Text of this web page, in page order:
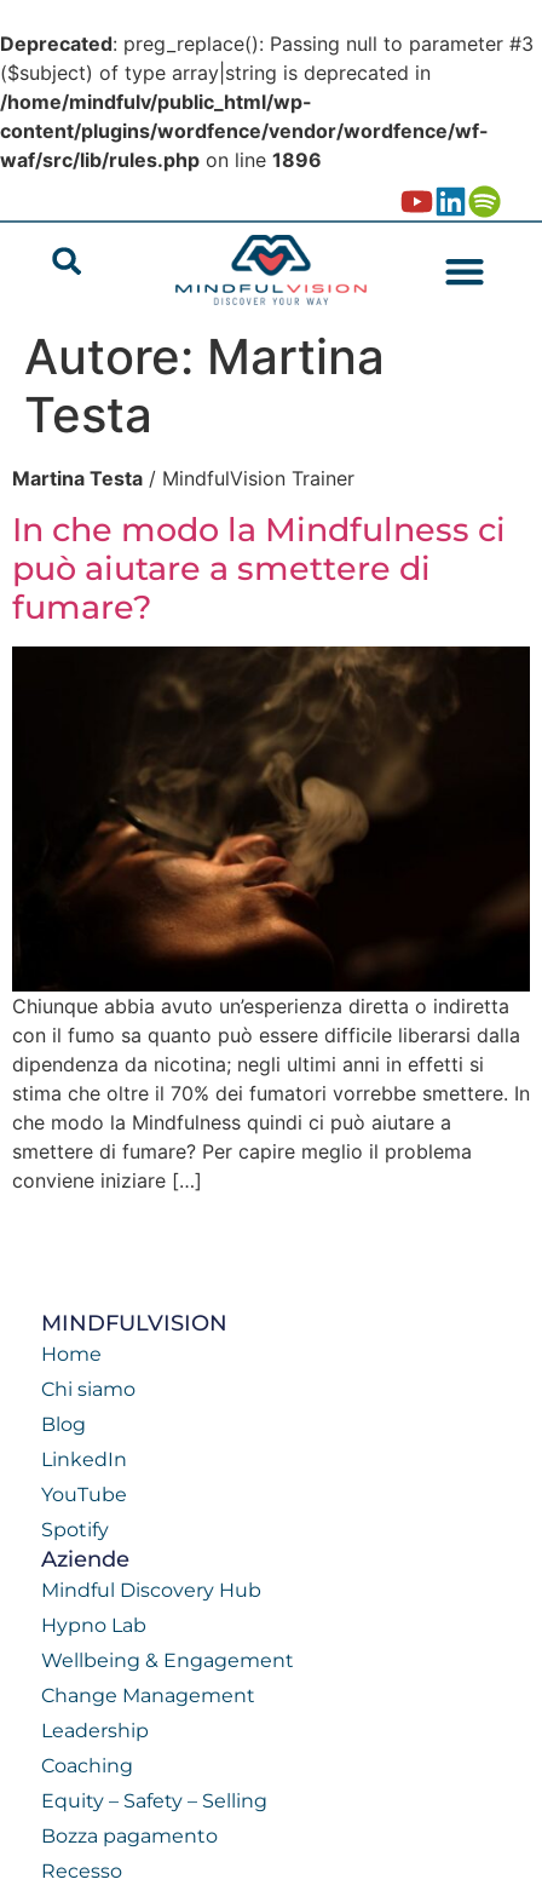
Deprecated: preg_replace(): Passing null to parameter #3
($subject) of type array|string is deprecated in
/home/mindfulv/public_html/wp-
content/plugins/wordfence/vendor/wordfence/wf-
waf/src/lib/rules.php on line 1896
Autore: Martina
Testa
Martina Testa / MindfulVision Trainer
In che modo la Mindfulness ci
può aiutare a smettere di
fumare?
Chiunque abbia avuto un’esperienza diretta o indiretta
con il fumo sa quanto può essere difficile liberarsi dalla
dipendenza da nicotina; negli ultimi anni in effetti si
stima che oltre il 70% dei fumatori vorrebbe smettere. In
che modo la Mindfulness quindi ci può aiutare a
smettere di fumare? Per capire meglio il problema
conviene iniziare […]
MINDFULVISION
Home
Chi siamo
Blog
LinkedIn
YouTube
Spotify
Aziende
Mindful Discovery Hub
Hypno Lab
Wellbeing & Engagement
Change Management
Leadership
Coaching
Equity – Safety – Selling
Bozza pagamento
Recesso